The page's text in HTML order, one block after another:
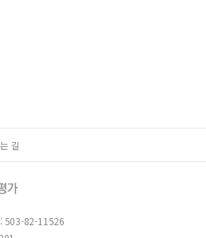
길
503-82-11526